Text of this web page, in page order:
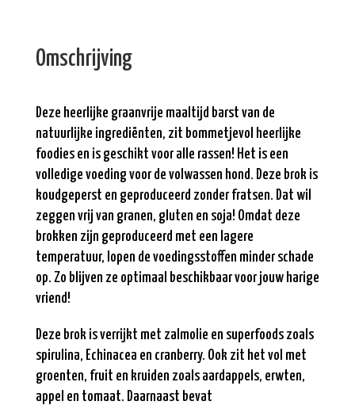
Omschrijving
Deze heerlijke graanvrije maaltijd barst van de
natuurlijke ingrediënten, zit bommetjevol heerlijke
foodies en is geschikt voor alle rassen! Het is een
volledige voeding voor de volwassen hond. Deze brok is
koudgeperst en geproduceerd zonder fratsen. Dat wil
zeggen vrij van granen, gluten en soja! Omdat deze
brokken zijn geproduceerd met een lagere
temperatuur, lopen de voedingsstoffen minder schade
op. Zo blijven ze optimaal beschikbaar voor jouw harige
vriend!
Deze brok is verrijkt met zalmolie en superfoods zoals
spirulina, Echinacea en cranberry. Ook zit het vol met
groenten, fruit en kruiden zoals aardappels, erwten,
appel en tomaat. Daarnaast bevat